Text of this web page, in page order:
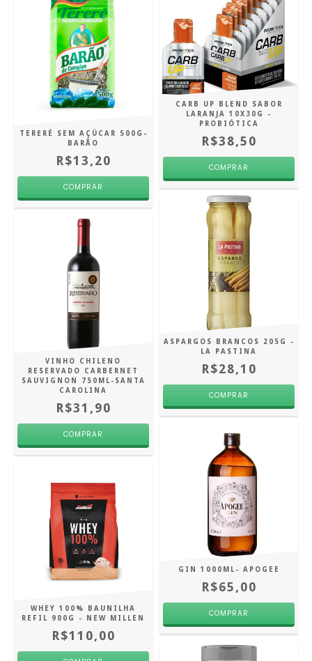
TERERÉ SEM AÇÚCAR 500G-
BARÃO
R$13,20
CARB UP BLEND SABOR
LARANJA 10X30G -
PROBIÓTICA
R$38,50
VINHO CHILENO
RESERVADO CARBERNET
SAUVIGNON 750ML-SANTA
CAROLINA
R$31,90
ASPARGOS BRANCOS 205G -
LA PASTINA
R$28,10
WHEY 100% BAUNILHA
REFIL 900G - NEW MILLEN
R$110,00
GIN 1000ML- APOGEE
R$65,00